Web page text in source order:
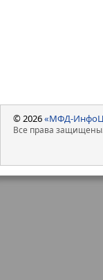
© 2026«МФД-
Все права